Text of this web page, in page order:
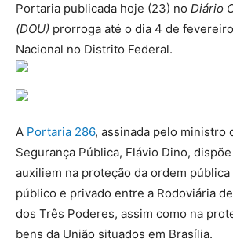
Portaria publicada hoje (23) no Diário
(DOU) prorroga até o dia 4 de
Nacional no Distrito Federal.
A Portaria 286, assinada pelo ministro
Segurança Pública, Flávio Dino,
auxiliem na proteção da ordem
público e privado entre a Rodoviária
dos Três Poderes, assim como na
bens da União situados em Brasília.